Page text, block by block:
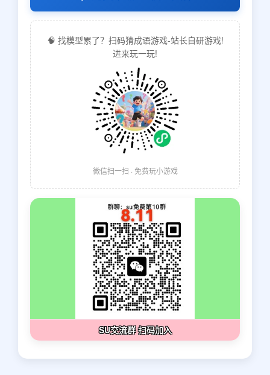
🧠 找模型累了？扫码猜成语游戏-站长自研游戏!
进来玩一玩!
微信扫一扫 · 免费玩小游戏
SU交流群 扫码加入